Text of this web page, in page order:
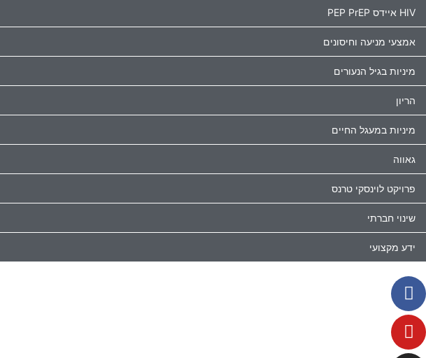
HIV איידס PEP PrEP
אמצעי מניעה וחיסונים
מיניות בגיל הנעורים
הריון
מיניות במעגל החיים
גאווה
פרויקט לוינסקי טרנס
שינוי חברתי
ידע מקצועי